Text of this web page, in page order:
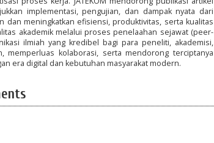
implementasi, pengujian, dan dampak nyata dari
meningkatkan efisiensi, produktivitas, serta kualitas
akademik melalui proses penelaahan sejawat (peer-
ilmiah yang kredibel bagi para peneliti, akademisi,
kolaborasi, serta mendorong terciptanya
era digital dan kebutuhan masyarakat modern.